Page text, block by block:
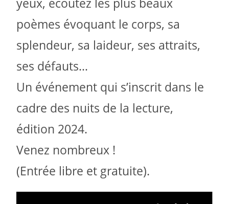
poèmes évoquant le corps, sa
splendeur, sa laideur, ses attraits,
ses défauts…
Un événement qui s’inscrit dans le
cadre des nuits de la lecture,
édition 2024.
Venez nombreux !
(Entrée libre et gratuite).